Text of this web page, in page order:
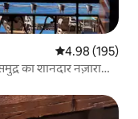
औसत रेटिंग 5 में से
4.98 (195)
का शानदार नज़ारा